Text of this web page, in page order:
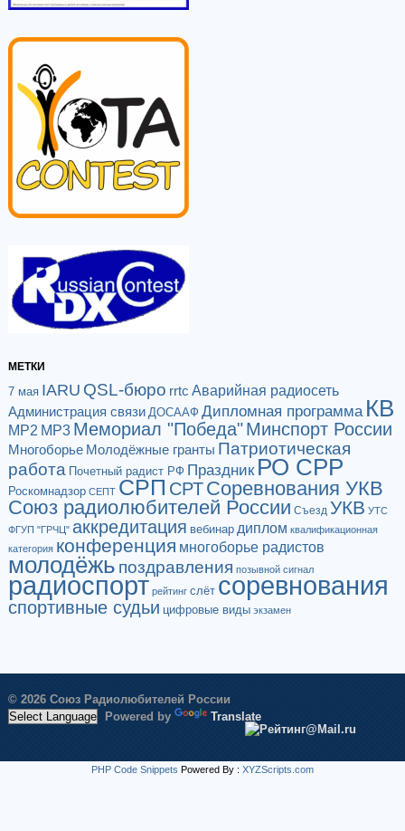
МЕТКИ
7 мая IARU QSL-бюро rrtc Аварийная радиосеть
Администрация связи ДОСААФ Дипломная программа КВ
МР2 МР3 Мемориал "Победа"Минспорт России
Многоборье Молодёжные гранты Патриотическая
работа Почетный радист РФ Праздник РО СРР
Роскомнадзор СЕПТ СРП СРТСоревнования УКВ
Союз радиолюбителей России Съезд УКВ УТС
ФГУП "ГРЧЦ" аккредитация вебинар диплом квалификационная
категория конференция многоборье радистов
молодёжь поздравления позывной сигнал
радиоспорт рейтинг слёт соревнования
спортивные судьи цифровые виды экзамен
© 2026 Союз Радиолюбителей России
Powered by
Translate
PHP Code Snippets Powered By : XYZScripts.com